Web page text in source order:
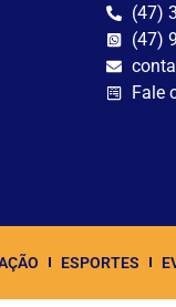
(47)
(47)
Fale
ESPORTES